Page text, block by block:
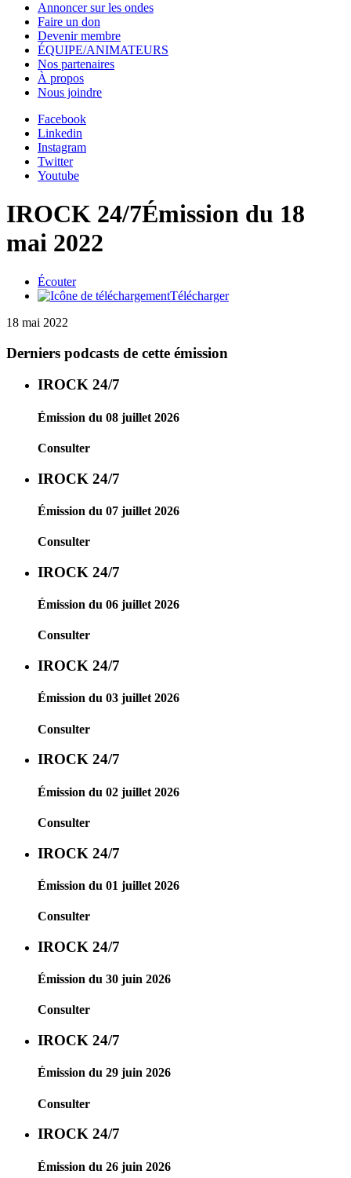
Annoncer sur les ondes
Faire un don
Devenir membre
ÉQUIPE/ANIMATEURS
Nos partenaires
À propos
Nous joindre
Facebook
Linkedin
Instagram
Twitter
Youtube
IROCK 24/7Émission du 18
mai 2022
Écouter
Télécharger
18 mai 2022
Derniers podcasts de cette émission
IROCK 24/7
Émission du 08 juillet 2026
Consulter
IROCK 24/7
Émission du 07 juillet 2026
Consulter
IROCK 24/7
Émission du 06 juillet 2026
Consulter
IROCK 24/7
Émission du 03 juillet 2026
Consulter
IROCK 24/7
Émission du 02 juillet 2026
Consulter
IROCK 24/7
Émission du 01 juillet 2026
Consulter
IROCK 24/7
Émission du 30 juin 2026
Consulter
IROCK 24/7
Émission du 29 juin 2026
Consulter
IROCK 24/7
Émission du 26 juin 2026